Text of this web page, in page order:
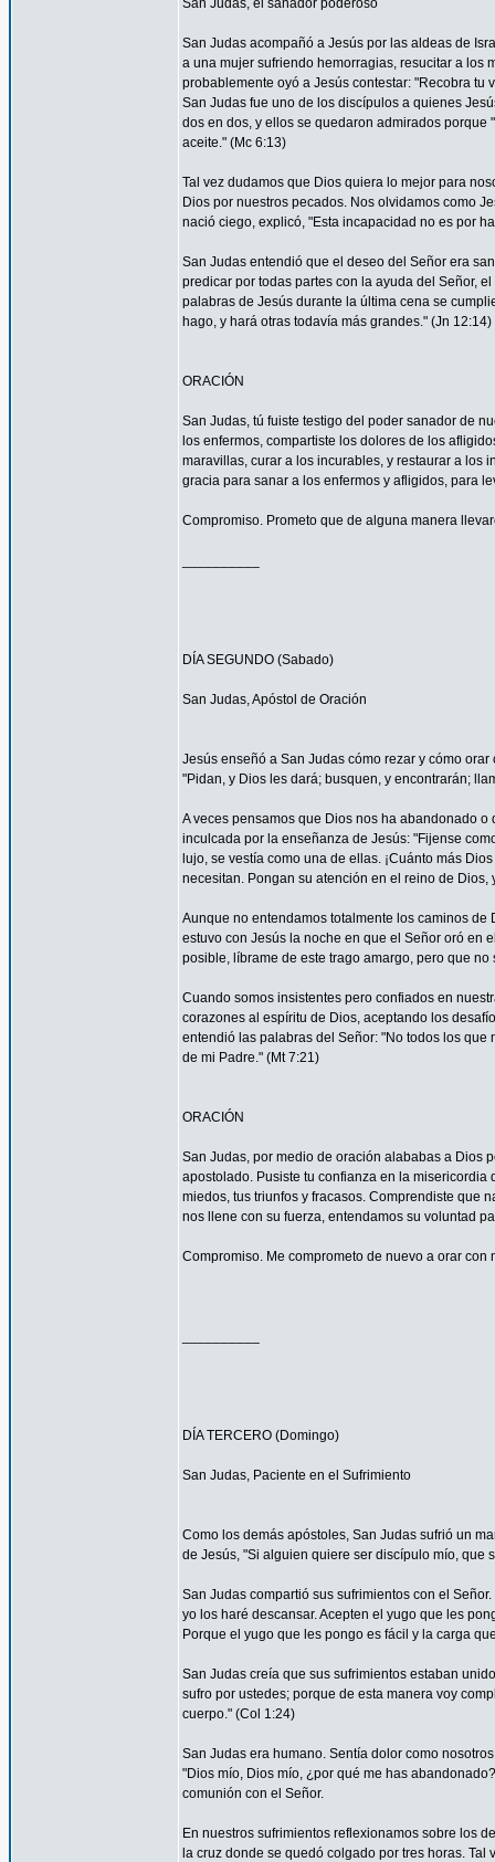
San Judas, el sanador poderoso
San Judas acompañó a Jesús por las aldeas de
a una mujer sufriendo hemorragias, resucitar a los
probablemente oyó a Jesús contestar: "Recobra tu
San Judas fue uno de los discípulos a quienes
dos en dos, y ellos se quedaron admirados
aceite." (Mc 6:13)
Tal vez dudamos que Dios quiera lo mejor para
Dios por nuestros pecados. Nos olvidamos como
nació ciego, explicó, "Esta incapacidad no es por
San Judas entendió que el deseo del Señor era
predicar por todas partes con la ayuda del Señor,
palabras de Jesús durante la última cena se
hago, y hará otras todavía más grandes." (Jn 12:14)
ORACIÓN
San Judas, tú fuiste testigo del poder sanador de
los enfermos, compartiste los dolores de los
maravillas, curar a los incurables, y restaurar a los
gracia para sanar a los enfermos y afligidos, para
Compromiso. Prometo que de alguna manera
DÍA SEGUNDO (Sabado)
San Judas, Apóstol de Oración
Jesús enseñó a San Judas cómo rezar y cómo
"Pidan, y Dios les dará; busquen, y encontrarán;
A veces pensamos que Dios nos ha abandonado
inculcada por la enseñanza de Jesús: "Fijense
lujo, se vestía como una de ellas. ¡Cuánto más
necesitan. Pongan su atención en el reino de
Aunque no entendamos totalmente los caminos
estuvo con Jesús la noche en que el Señor oró en
posible, líbrame de este trago amargo, pero que
Cuando somos insistentes pero confiados en
corazones al espíritu de Dios, aceptando los
entendió las palabras del Señor: "No todos los
de mi Padre." (Mt 7:21)
ORACIÓN
San Judas, por medio de oración alababas a Dios
apostolado. Pusiste tu confianza en la
miedos, tus triunfos y fracasos. Comprendiste que
nos llene con su fuerza, entendamos su voluntad
Compromiso. Me comprometo de nuevo a orar
DÍA TERCERO (Domingo)
San Judas, Paciente en el Sufrimiento
Como los demás apóstoles, San Judas sufrió un
de Jesús, "Si alguien quiere ser discípulo mío, que
San Judas compartió sus sufrimientos con el
yo los haré descansar. Acepten el yugo que les
Porque el yugo que les pongo es fácil y la carga
San Judas creía que sus sufrimientos estaban
sufro por ustedes; porque de esta manera voy
cuerpo." (Col 1:24)
San Judas era humano. Sentía dolor como
"Dios mío, Dios mío, ¿por qué me has
comunión con el Señor.
En nuestros sufrimientos reflexionamos sobre los
la cruz donde se quedó colgado por tres horas.